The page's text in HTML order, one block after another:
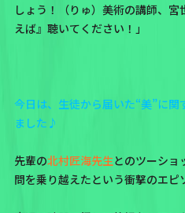
しょう！（りゅ）美術の講師、
えば』聴いてください！」
今日は、生徒から届いた“美”に
ました♪
先輩の北村匠海先生とのツーショ
問を乗り越えたという衝撃のエピ